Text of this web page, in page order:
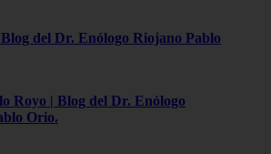
del Dr. Enólogo Riojano Pablo
Royo | Blog del Dr. Enólogo
Orio.